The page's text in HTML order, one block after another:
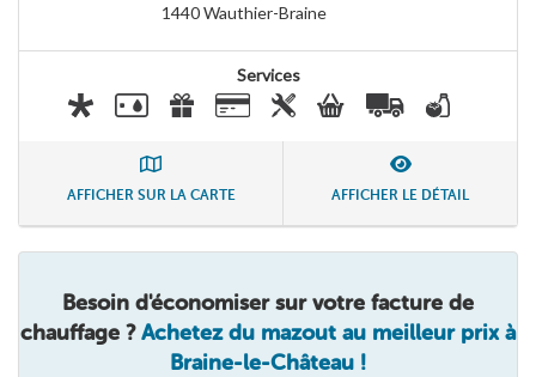
1440Wauthier-Braine
Services
AFFICHER SUR LA CARTE AFFICHER LE DÉTAIL
Besoin d'économiser sur votre facture de
chauffage ?Achetez du mazout au meilleur prix à
Braine-le-Château !